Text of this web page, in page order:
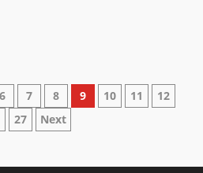
6 7 8 9 10 11
12
27 Next